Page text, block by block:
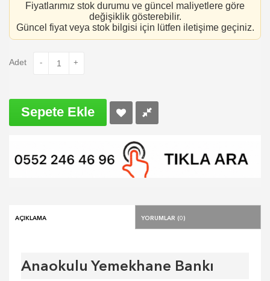
Fiyatlarımız stok durumu ve güncel maliyetlere göre
değişiklik gösterebilir.
Güncel fiyat veya stok bilgisi için lütfen iletişime geçiniz.
Adet - +
Sepete Ekle
Açıklama Yorumlar (0)
Anaokulu Yemekhane Bankı